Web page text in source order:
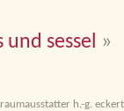
und sessel »
h.-g.